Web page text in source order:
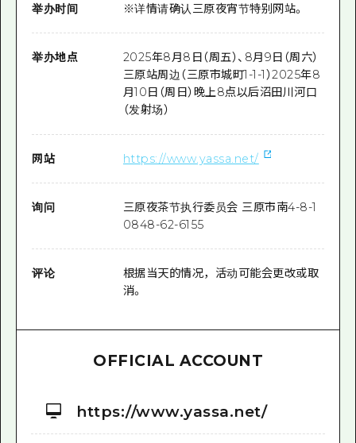
举办时间 ※详情请确认三原夜宵节特别网站。
举办地点
2025年8月8日（周五）、8月9日（周六）
三原站周边（三原市城町1-1-1）2025年8
月10日（周日）晚上8点以后沼田川河口
（发射场）
网站 https://www.yassa.net/
询问
三原夜茶节执行委员会 三原市南4-8-1
0848-62-6155
评论
根据当天的情况，活动可能会更改或取
消。
OFFICIAL ACCOUNT
https://www.yassa.net/